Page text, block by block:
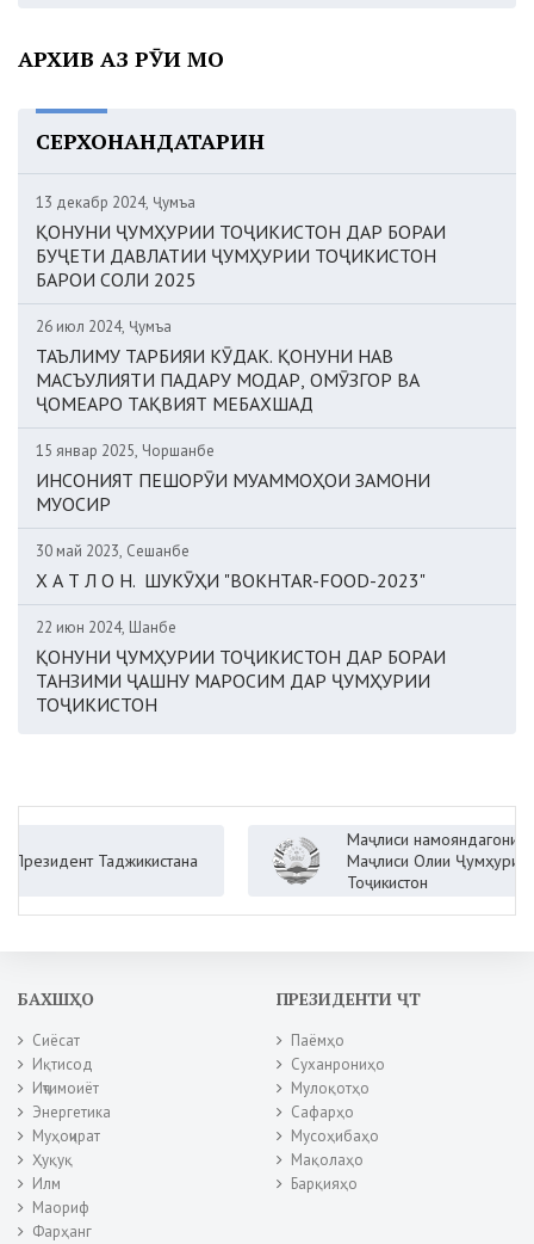
АРХИВ АЗ РӮИ МОҲ
СЕРХОНАНДАТАРИН
13 декабр 2024, Ҷумъа
ҚОНУНИ ҶУМҲУРИИ ТОҶИКИСТОН ДАР БОРАИ
БУҶЕТИ ДАВЛАТИИ ҶУМҲУРИИ ТОҶИКИСТОН
БАРОИ СОЛИ 2025
26 июл 2024, Ҷумъа
ТАЪЛИМУ ТАРБИЯИ КӮДАК. ҚОНУНИ НАВ
МАСЪУЛИЯТИ ПАДАРУ МОДАР, ОМӮЗГОР ВА
ҶОМЕАРО ТАҚВИЯТ МЕБАХШАД
15 январ 2025, Чоршанбе
ИНСОНИЯТ ПЕШОРӮИ МУАММОҲОИ ЗАМОНИ
МУОСИР
30 май 2023, Сешанбе
Х А Т Л О Н. ШУКӮҲИ "BOKHTAR-FOOD-2023"
22 июн 2024, Шанбе
ҚОНУНИ ҶУМҲУРИИ ТОҶИКИСТОН ДАР БОРАИ
ТАНЗИМИ ҶАШНУ МАРОСИМ ДАР ҶУМҲУРИИ
ТОҶИКИСТОН
Таджикистана
Маҷлиси намояндагони
Маҷлиси Олии Ҷумҳурии
Тоҷикистон
БАХШҲО
Сиёсат
Иқтисод
Иҷтимоиёт
Энергетика
Муҳоҷират
Ҳуқуқ
Илм
Маориф
Фарҳанг
ПРЕЗИДЕНТИ ҶТ
Паёмҳо
Суханрониҳо
Мулоқотҳо
Сафарҳо
Мусоҳибаҳо
Мақолаҳо
Барқияҳо